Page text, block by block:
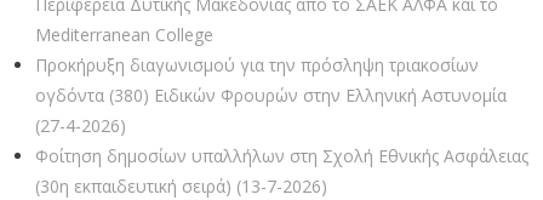
Mediterranean College
Προκήρυξη διαγωνισμού για την πρόσληψη τριακοσίων
ογδόντα (380) Ειδικών Φρουρών στην Ελληνική Αστυνομία
(27-4-2026)
Φοίτηση δημοσίων υπαλλήλων στη Σχολή Εθνικής Ασφάλειας
(30η εκπαιδευτική σειρά) (13-7-2026)